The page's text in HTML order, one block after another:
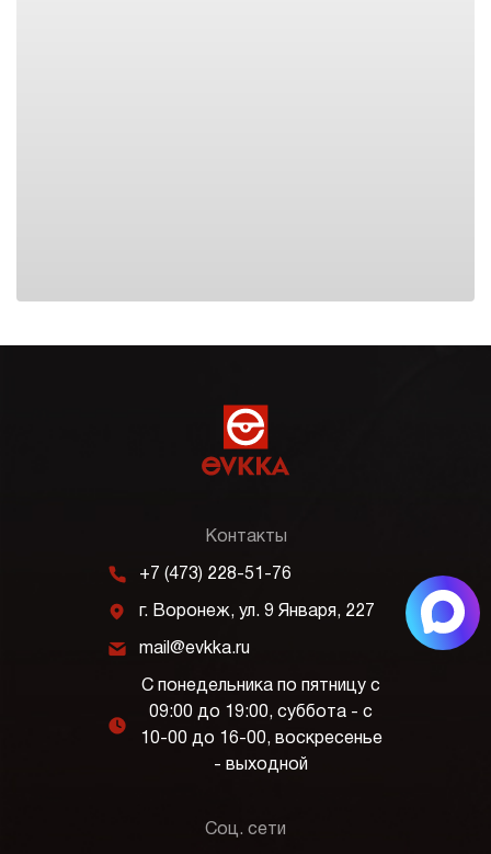
Контакты
m +7 (473) 228-51-76
j г. Воронеж, ул. 9 Января, 227
k mail@evkka.ru
l
С понедельника по пятницу с
09:00 до 19:00, суббота - с
10-00 до 16-00, воскресенье
- выходной
Соц. сети